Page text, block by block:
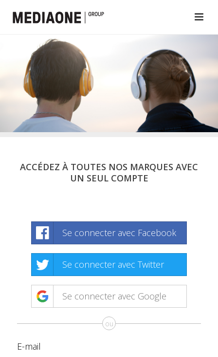
ACCÉDEZ À TOUTES NOS MARQUES AVEC
UN SEUL COMPTE
Se connecter avec Facebook
Se connecter avec Twitter
Se connecter avec Google
ou
E-mail